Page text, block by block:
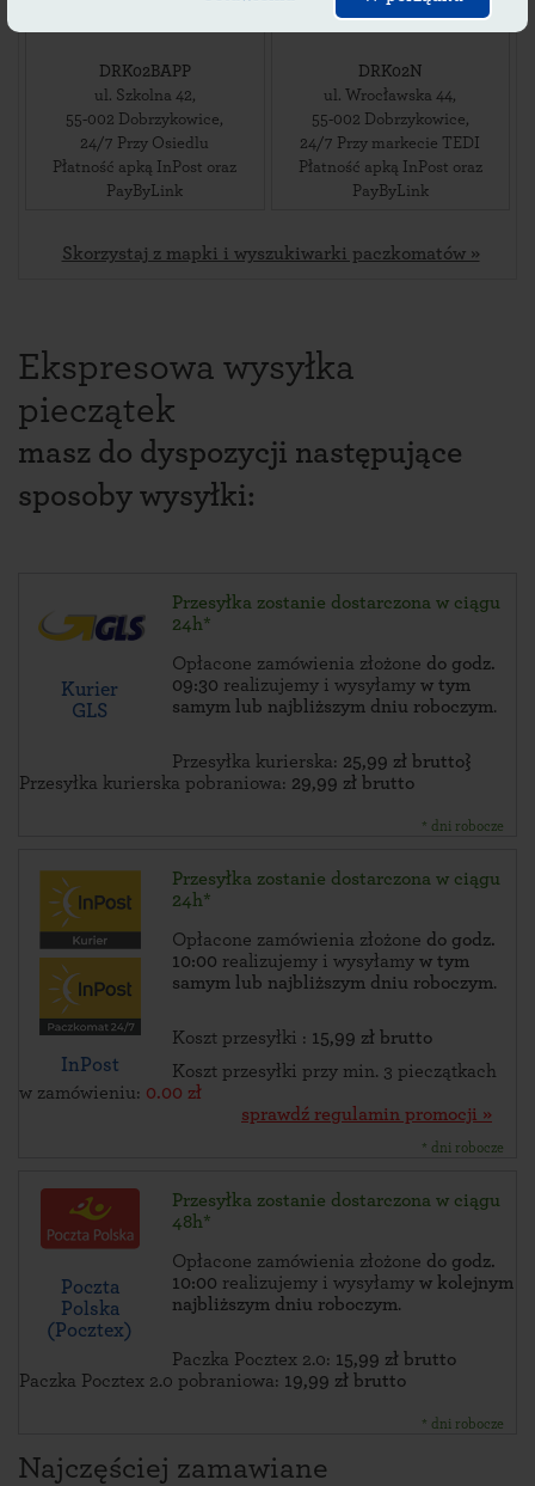
PayByLink
DRK02BAPP
ul. Szkolna 42,
55-002 Dobrzykowice,
24/7 Przy Osiedlu
Płatność apką InPost oraz
PayByLink
DRK02N
ul. Wrocławska 44,
55-002 Dobrzykowice,
24/7 Przy markecie TEDI
Płatność apką InPost oraz
PayByLink
Skorzystaj z mapki i wyszukiwarki paczkomatów »
Ekspresowa wysyłka
pieczątek
masz do dyspozycji następujące
sposoby wysyłki:
Kurier
GLS
Przesyłka zostanie dostarczona w ciągu
24h*
Opłacone zamówienia złożone do godz.
09:30 realizujemy i wysyłamy w tym
samym lub najbliższym dniu roboczym.
Przesyłka kurierska: 25,99 zł brutto}
Przesyłka kurierska pobraniowa: 29,99 zł brutto
* dni robocze
InPost
Przesyłka zostanie dostarczona w ciągu
24h*
Opłacone zamówienia złożone do godz.
10:00 realizujemy i wysyłamy w tym
samym lub najbliższym dniu roboczym.
Koszt przesyłki : 15,99 zł brutto
Koszt przesyłki przy min. 3 pieczątkach
w zamówieniu: 0.00 zł
sprawdź regulamin promocji »
* dni robocze
Poczta
Polska
(Pocztex)
Przesyłka zostanie dostarczona w ciągu
48h*
Opłacone zamówienia złożone do godz.
10:00 realizujemy i wysyłamy w kolejnym
najbliższym dniu roboczym.
Paczka Pocztex 2.0: 15,99 zł brutto
Paczka Pocztex 2.0 pobraniowa: 19,99 zł brutto
* dni robocze
Najczęściej zamawiane